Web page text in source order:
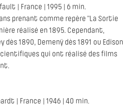
| France | 1995 | 6 min.
prenant comme repère "La Sortie
réalisé en 1895. Cependant,
dès 1890, Demenÿ dès 1891 ou Edison
qui ont réalisé des films
| France | 1946 | 40 min.